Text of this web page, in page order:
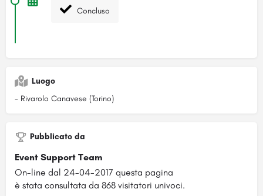
Concluso
Luogo
- Rivarolo Canavese (Torino)
Pubblicato da
Event Support Team
On-line dal 24-04-2017 questa pagina
è stata consultata da 868 visitatori univoci.